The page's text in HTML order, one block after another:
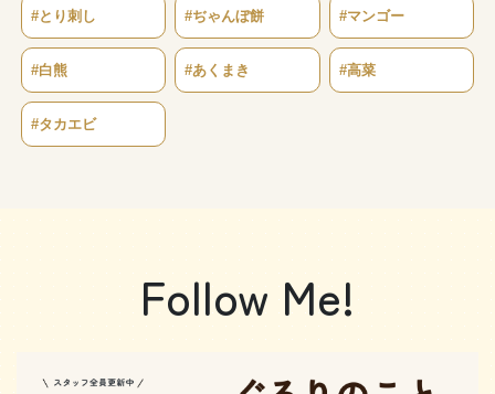
#とり刺し #ぢゃんぼ餅 #マンゴー
#白熊 #あくまき #高菜
#タカエビ
Follow Me!